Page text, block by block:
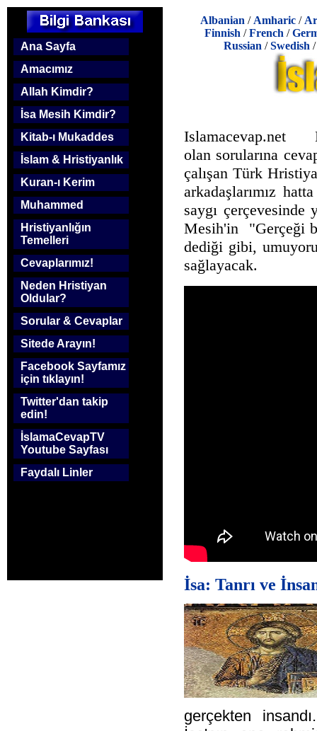
Ana Sayfa
Amacımız
Allah Kimdir?
İsa Mesih Kimdir?
Kitab-ı Mukaddes
İslam & Hristiyanlık
Kuran-ı Kerim
Muhammed
Hristiyanlığın
Temelleri
Cevaplarımız!
Neden Hristiyan
Oldular?
Sorular & Cevaplar
Sitede Arayın!
Facebook Sayfamız
için tıklayın!
Twitter'dan takip
edin!
İslamaCevapTV
Youtube Sayfası
Faydalı Linler
Albanian / Amharic/
Finnish /French /
Russian /Swedish
Islamacevap.net
olan sorularına
çalışan Türk
arkadaşlarımız
saygı çerçevesinde
Mesih'in "Gerçeği
dediği gibi,
sağlayacak.
İsa: Tanrı ve
gerçekten